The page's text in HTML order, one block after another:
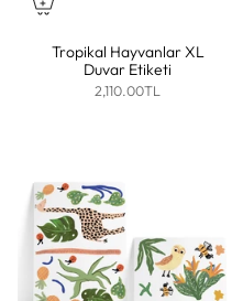
Tropikal Hayvanlar XL
Duvar Etiketi
2,110.00TL